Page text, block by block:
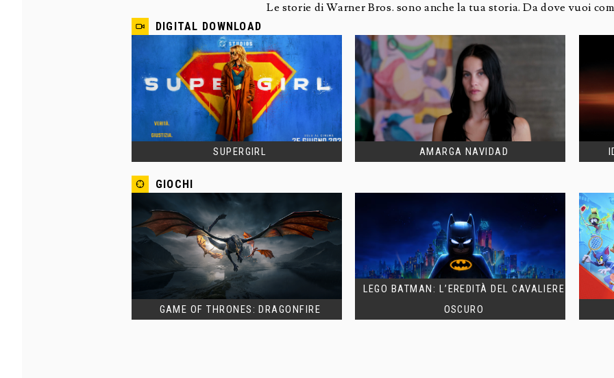
Le storie di Warner Bros. sono anche la tua storia. Da dove vuoi
DIGITAL DOWNLOAD
SUPERGIRL AMARGA NAVIDAD
GIOCHI
GAME OF THRONES: DRAGONFIRE
LEGO BATMAN: L’EREDITÀ DEL CAVALIERE
OSCURO